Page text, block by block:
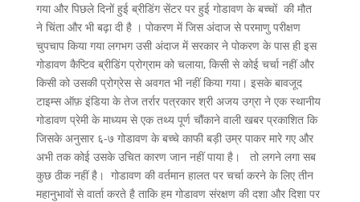
गया और पिछले दिनों हुई ब्रीडिंग सेंटर पर हुई गोडावण के बच्चों की मौत
ने चिंता और भी बढ़ा दी है । पोकरण में जिस अंदाज से परमाणु परीक्षण
चुपचाप किया गया लगभग उसी अंदाज में सरकार ने पोकरण के पास ही इस
गोडावण कैप्टिव ब्रीडिंग प्रोग्राम को चलाया, किसी से कोई चर्चा नहीं और
किसी को उसकी प्रोग्रेस से अवगत भी नहीं किया गया। इसके बावजूद
टाइम्स ऑफ़ इंडिया के तेज तर्रार पत्रकार श्री अजय उग्रा ने एक स्थानीय
गोडावण प्रेमी के माध्यम से एक तथ्य पूर्ण चौंकाने वाली खबर प्रकाशित कि
जिसके अनुसार ६-७ गोडावण के बच्चे काफी बड़ी उम्र पाकर मारे गए और
अभी तक कोई उसके उचित कारण जान नहीं पाया है। तो लगने लगा सब
कुछ ठीक नहीं है। गोडावण की वर्तमान हालत पर चर्चा करने के लिए तीन
महानुभावों से वार्ता करते है ताकि हम गोडावण संरक्षण की दशा और दिशा पर